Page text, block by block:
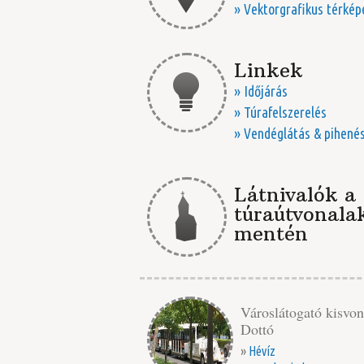
» Vektorgrafikus
Linkek
» Időjárás
» Túrafelszerelés
» Vendéglátás & pihenés
Látnivalók a
mentén
Városlátogató
Dottó
» Hévíz